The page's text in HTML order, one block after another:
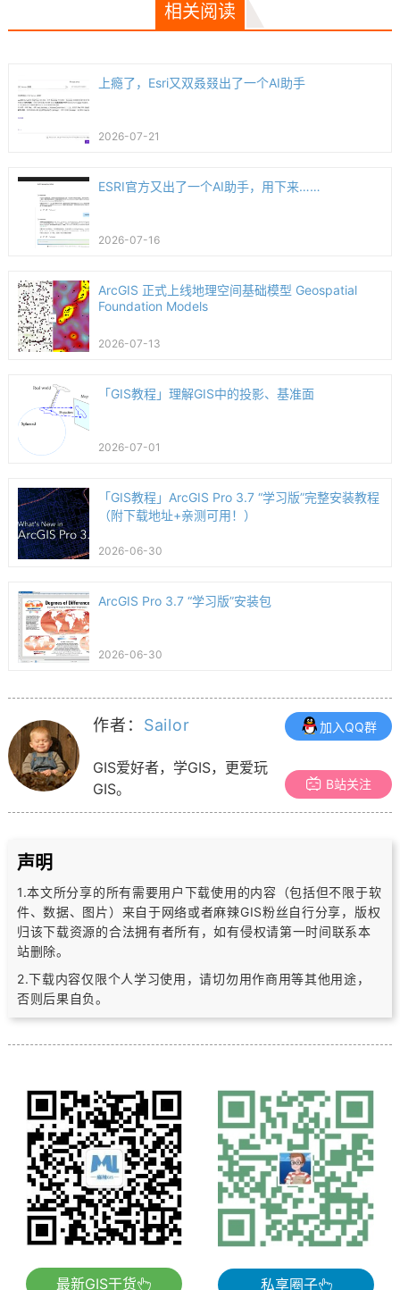
相关阅读
上瘾了，Esri又双叒叕出了一个AI助手
2026-07-21
ESRI官方又出了一个AI助手，用下来……
2026-07-16
ArcGIS 正式上线地理空间基础模型 Geospatial
Foundation Models
2026-07-13
「GIS教程」理解GIS中的投影、基准面
2026-07-01
「GIS教程」ArcGIS Pro 3.7 “学习版”完整安装教程
（附下载地址+亲测可用！）
2026-06-30
ArcGIS Pro 3.7 “学习版”安装包
2026-06-30
作者： Sailor
GIS爱好者，学GIS，更爱玩
GIS。
加入QQ群
B站关注
声明
1.本文所分享的所有需要用户下载使用的内容（包括但不限于软
件、数据、图片） 来自于网络或者麻辣GIS粉丝自行分享，版权
归该下载资源的合法拥有者所有，如有侵权请第一时间联系本
站删除。
2.下载内容仅限个人学习使用，请切勿用作商用等其他用途，
否则后果自负。
最新GIS干货 私享圈子